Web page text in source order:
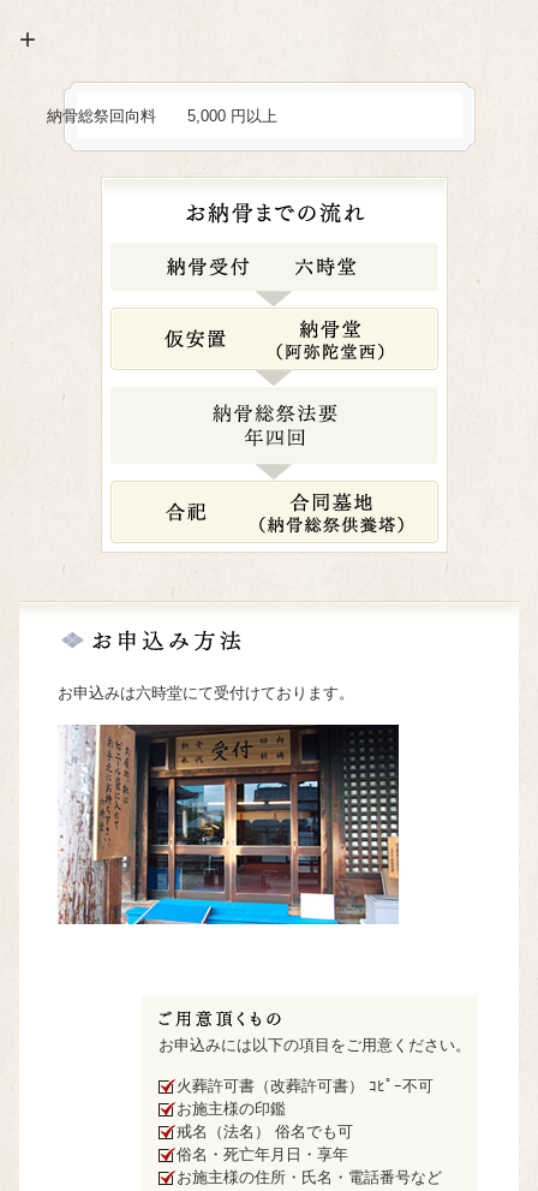
+
納骨総祭回向料 5,000 円以上
お申込みは六時堂にて受付けております。
お申込みには以下の項目をご用意ください。
火葬許可書（改葬許可書） ｺﾋﾟｰ不可
お施主様の印鑑
戒名（法名） 俗名でも可
俗名・死亡年月日・享年
お施主様の住所・氏名・電話番号など